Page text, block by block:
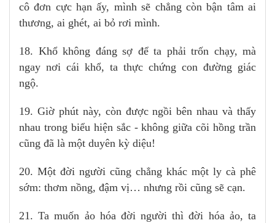
cô đơn cực hạn ấy, mình sẽ chẳng còn bận tâm ai
thương, ai ghét, ai bỏ rơi mình.
18. Khổ không đáng sợ để ta phải trốn chạy, mà
ngay nơi cái khổ, ta thực chứng con đường giác
ngộ.
19. Giờ phút này, còn được ngồi bên nhau và thấy
nhau trong biểu hiện sắc - không giữa cõi hồng trần
cũng đã là một duyên kỳ diệu!
20. Một đời người cũng chẳng khác một ly cà phê
sớm: thơm nồng, đậm vị… nhưng rồi cũng sẽ cạn.
21. Ta muốn ảo hóa đời người thì đời hóa ảo, ta